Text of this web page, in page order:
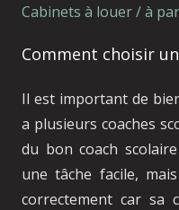
Cabinets à louer / à
Comment choisir
Il est important de
a plusieurs coaches
du bon coach
une tâche facile,
correctement car sa